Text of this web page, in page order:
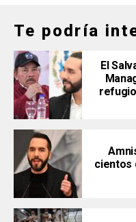
Te podría
El
cientos